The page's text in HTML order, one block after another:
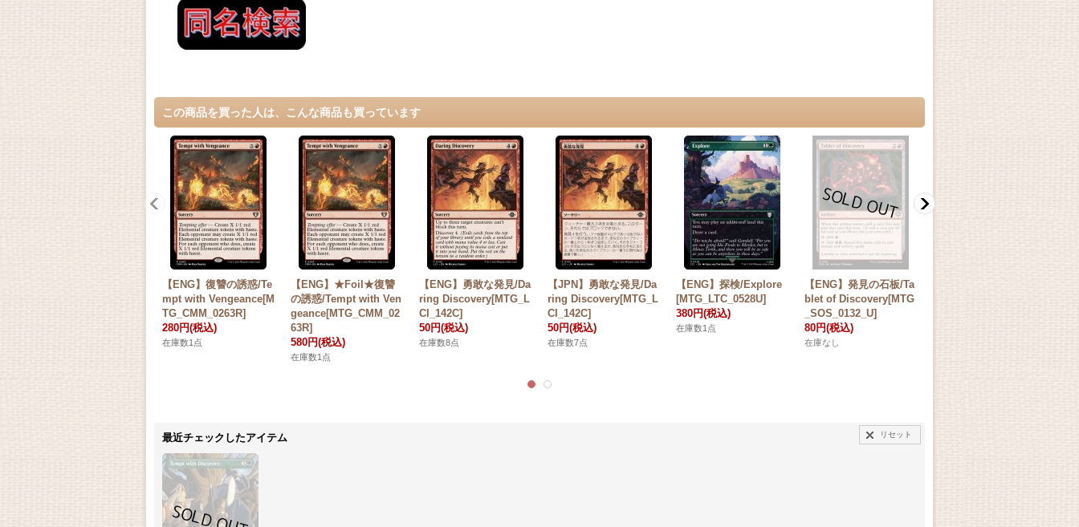
この商品を買った人は、こんな商品も買っています
【ENG】復讐の誘惑/Te
mpt with Vengeance[M
TG_CMM_0263R]
280円(税込)
在庫数1点
【ENG】★Foil★復讐
の誘惑/Tempt with Ven
geance[MTG_CMM_02
63R]
580円(税込)
在庫数1点
【ENG】勇敢な発見/Da
ring Discovery[MTG_L
CI_142C]
50円(税込)
在庫数8点
【JPN】勇敢な発見/Da
ring Discovery[MTG_L
CI_142C]
50円(税込)
在庫数7点
【ENG】探検/Explore
[MTG_LTC_0528U]
380円(税込)
在庫数1点
【ENG】発見の石板/Ta
blet of Discovery[MTG
_SOS_0132_U]
80円(税込)
在庫なし 在
最近チェックしたアイテム リセット